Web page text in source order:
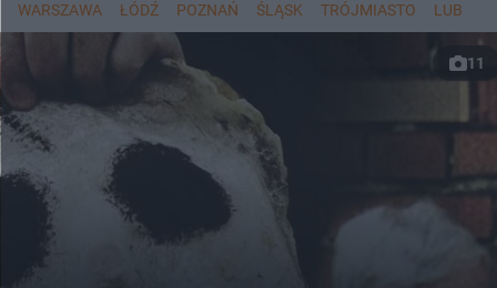
WARSZAWA ŁÓDŹ POZNAŃ ŚLĄSK TRÓJMIASTO LUBLIN
11